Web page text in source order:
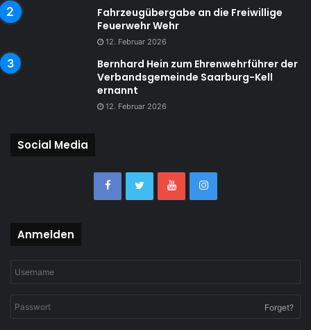
Fahrzeugübergabe an die Freiwillige
Feuerwehr Wehr
12. Februar 2026
Bernhard Hein zum Ehrenwehrführer der
Verbandsgemeinde Saarburg-Kell
ernannt
12. Februar 2026
Social Media
Anmelden
Forget?